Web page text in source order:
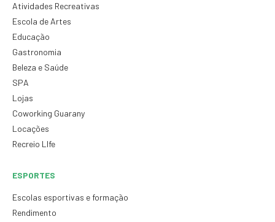
Atividades Recreativas
Escola de Artes
Educação
Gastronomia
Beleza e Saúde
SPA
Lojas
Coworking Guarany
Locações
Recreio LIfe
ESPORTES
Escolas esportivas e formação
Rendimento